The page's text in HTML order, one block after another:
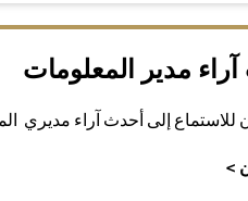
مدير المعلومات
للاستماع إلى أحدث آراء مديري
>